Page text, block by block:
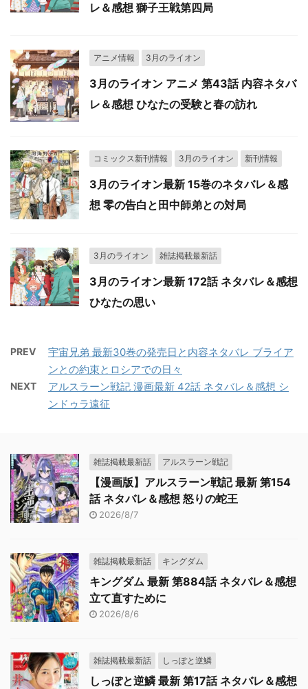
レ＆感想 獅子王戦第四局
アニメ情報 3月のライオン
3月のライオン アニメ 第43話 内容ネタバ
レ＆感想 ひなたの受験と春の訪れ
コミックス新刊情報 3月のライオン 新刊情報
3月のライオン最新 15巻のネタバレ＆感
想 零の告白と田中師弟との対局
3月のライオン 雑誌掲載最新話
3月のライオン最新 172話 ネタバレ＆感想
ひなたの思い
PREV
宇宙兄弟 最新30巻の発売日と内容ネタバレ ブライア
ンとの約束とロシアでの日々
NEXT
アルスラーン戦記 漫画最新 42話 ネタバレ＆感想 シ
ンドゥラ遠征
雑誌掲載最新話 アルスラーン戦記
【漫画版】アルスラーン戦記 最新 第154
話 ネタバレ＆感想 怒りの蛇王
2026/8/7
雑誌掲載最新話 キングダム
キングダム 最新 第884話 ネタバレ＆感想
立て直すために
2026/8/6
雑誌掲載最新話 しっぽと逆鱗
しっぽと逆鱗 最新 第17話 ネタバレ＆感想